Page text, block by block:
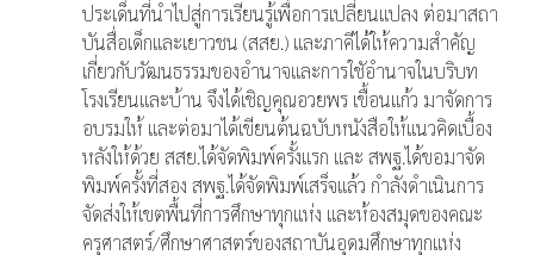
ประเด็นที่นำไปสู่การเรียนรู้เพื่อการเปลี่ยนแปลง ต่อมาสถา
บันสื่อเด็กและเยาวชน (สสย.) และภาคีได้ให้ความสำคัญ
เกี่ยวกับวัฒนธรรมของอำนาจและการใชัอำนาจในบริบท
โรงเรียนและบ้าน จึงได้เชิญคุณอวยพร เขื้อนแก้ว มาจัดการ
อบรมให้ และต่อมาได้เขียนต้นฉบับหนังสือให้แนวคิดเบื้อง
หลังให้ด้วย สสย.ได้จัดพิมพ์ครั้งแรก และ สพฐ.ได้ขอมาจัด
พิมพ์ครั้งที่สอง สพฐ.ได้จัดพิมพ์เสร็จแล้ว กำลังดำเนินการ
จัดส่งให้เขตพื้นที่การศึกษาทุกแห่ง และห้องสมุดของคณะ
ครุศาสตร์/ศึกษาศาสตร์ของสถาบันอุดมศึกษาทุกแห่ง